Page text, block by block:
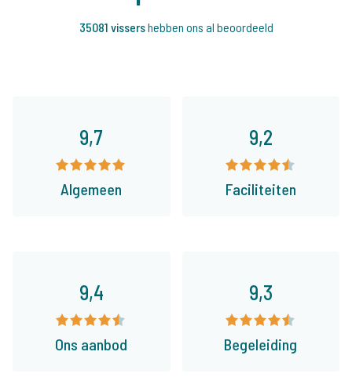
35081 vissershebben ons al beoordeeld
9,7
Algemeen
9,2
Faciliteiten
9,4
Ons aanbod
9,3
Begeleiding